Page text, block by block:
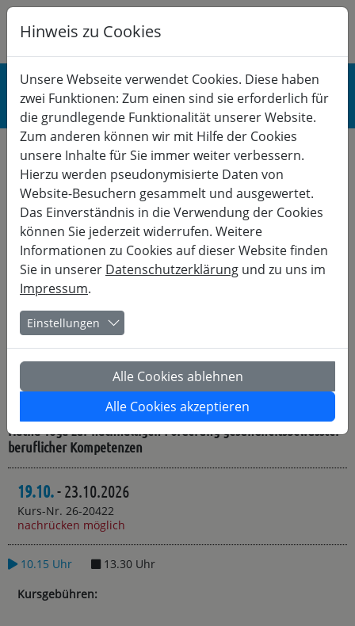
K B
BERUF
Gesundheit & Stress
Anmeldung online - Warteliste
Wichtiger Hinweis:
Dieser Kurs ist bereits ausgebucht. Wenn Sie Interesse
haben, auf die Warteliste für diesen Kurs gesetzt zu
werden, füllen Sie dieses Formular aus. Wir informieren Sie,
sobald ein Teilnehmerplatz frei wird.
Sie haben gewählt:
Hatha Yoga, was uns stark macht
Hatha Yoga zur nachhaltigen Förderung gesundheitsbewusster
beruflicher Kompetenzen
19.10.- 23.10.2026
Kurs-Nr. 26-20422
nachrücken möglich
10.15 Uhr
13.30 Uhr
Kursgebühren:
Hinweis zu Cookies
Unsere Webseite verwendet Cookies. Diese haben
zwei Funktionen: Zum einen sind sie erforderlich für
die grundlegende Funktionalität unserer Website.
Zum anderen können wir mit Hilfe der Cookies
unsere Inhalte für Sie immer weiter verbessern.
Hierzu werden pseudonymisierte Daten von
Website-Besuchern gesammelt und ausgewertet.
Das Einverständnis in die Verwendung der Cookies
können Sie jederzeit widerrufen. Weitere
Informationen zu Cookies auf dieser Website finden
Sie in unserer Datenschutzerklärung und zu uns im
Impressum.
Einstellungen
Alle Cookies ablehnen
Alle Cookies akzeptieren